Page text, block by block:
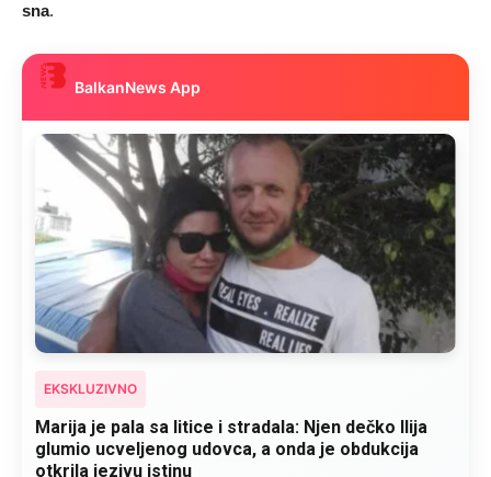
sna.
BalkanNews App
EKSKLUZIVNO
Kad se Marin suprug razbolio ona ga kupala,
pelene mu mijenjala: Jedno jutro je poslao po
čokoladu..